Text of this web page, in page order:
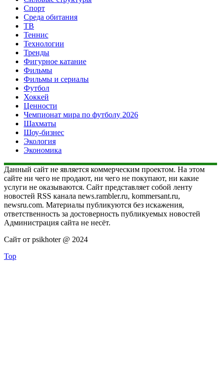
Спорт
Среда обитания
ТВ
Теннис
Технологии
Тренды
Фигурное катание
Фильмы
Фильмы и сериалы
Футбол
Хоккей
Ценности
Чемпионат мира по футболу 2026
Шахматы
Шоу-бизнес
Экология
Экономика
Данный сайт не является коммерческим проектом. На этом
сайте ни чего не продают, ни чего не покупают, ни какие
услуги не оказываются. Сайт представляет собой ленту
новостей RSS канала news.rambler.ru, kommersant.ru,
newsru.com. Материалы публикуются без искажения,
ответственность за достоверность публикуемых новостей
Администрация сайта не несёт.
Сайт от psikhoter @ 2024
Top